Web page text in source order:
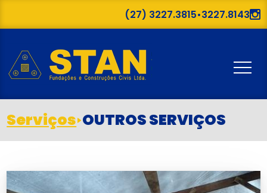
(27) 3227.3815•3227.8143
Serviços OUTROS SERVIÇOS